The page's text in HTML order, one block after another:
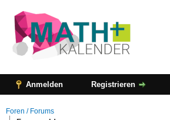
Anmelden Registrieren
Foren / Forums